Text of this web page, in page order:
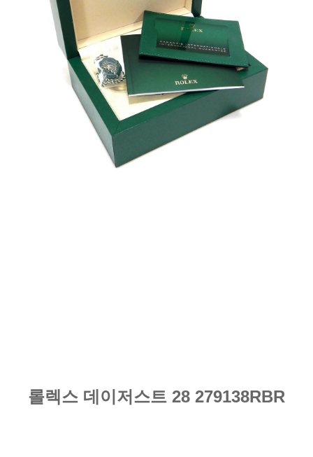
롤렉스 데이저스트 28 279138RBR